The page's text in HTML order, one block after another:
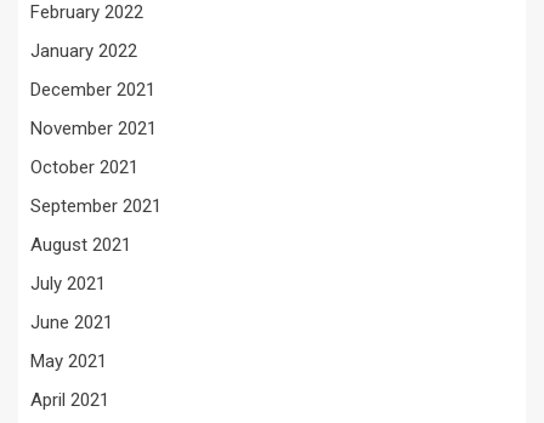
February 2022
January 2022
December 2021
November 2021
October 2021
September 2021
August 2021
July 2021
June 2021
May 2021
April 2021